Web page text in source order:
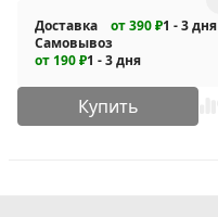
Доставка от 390 ₽1 - 3 дня
Самовывоз
от 190 ₽1 - 3 дня
Купить